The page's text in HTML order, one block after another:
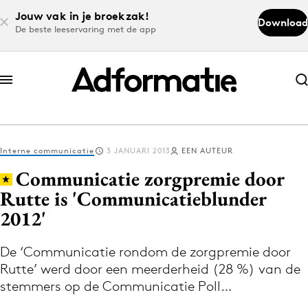
Jouw vak in je broekzak!
De beste leeservaring met de app
Download
Abonneer nu
Abonneer nu
Log in
Volg het laatste nieuws via de Adformatie
Nieuws app
Interne communicatie 3 JANUARI 2013 EEN AUTEUR
Communicatie zorgpremie door
Rutte is 'Communicatieblunder
2012'
De ‘Communicatie rondom de zorgpremie door
Rutte’ werd door een meerderheid (28 %) van de
stemmers op de Communicatie Poll…